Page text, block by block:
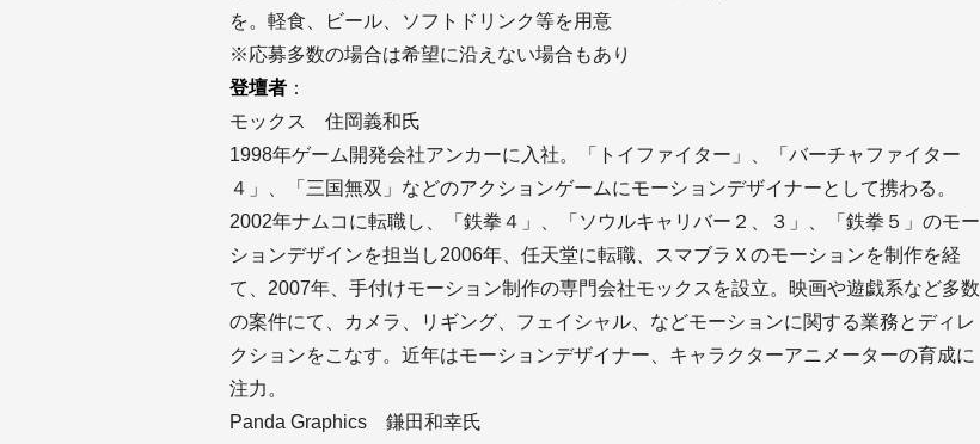
を。軽食、ビール、ソフトドリンク等を用意
※応募多数の場合は希望に沿えない場合もあり
登壇者 ：
モックス 住岡義和氏
1998年ゲーム開発会社アンカーに入社。「トイファイター」、「バーチャファイター
４」、「三国無双」などのアクションゲームにモーションデザイナーとして携わる。
2002年ナムコに転職し、「鉄拳４」、「ソウルキャリバー２、３」、「鉄拳５」のモー
ションデザインを担当し2006年、任天堂に転職、スマブラＸのモーションを制作を経
て、2007年、手付けモーション制作の専門会社モックスを設立。映画や遊戯系など多数
の案件にて、カメラ、リギング、フェイシャル、などモーションに関する業務とディレ
クションをこなす。近年はモーションデザイナー、キャラクターアニメーターの育成に
注力。
Panda Graphics 鎌田和幸氏